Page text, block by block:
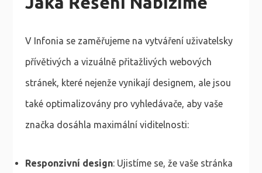
V Infonia se zaměřujeme na vytváření uživatelsky
přívětivých a vizuálně přitažlivých webových
stránek, které nejenže vynikají designem, ale jsou
také optimalizovány pro vyhledávače, aby vaše
značka dosáhla maximální viditelnosti:
Responzivní design: Ujistíme se, že vaše stránka